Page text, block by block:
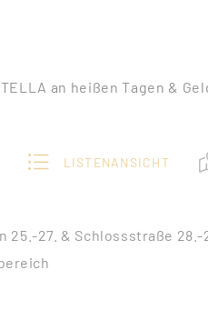
an heißen Tagen &
LISTENANSICHT
25.-27. & Schlossstraße 28.-